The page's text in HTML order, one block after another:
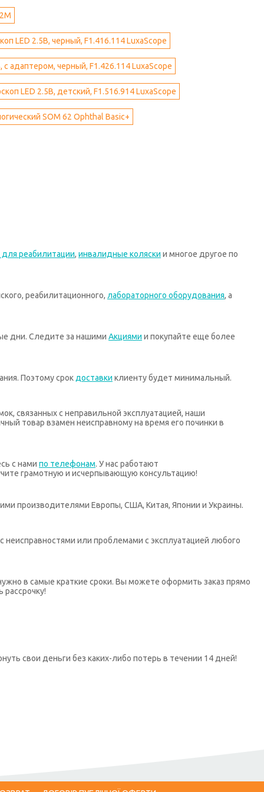
LED 2.5В, черный, F1.416.114 LuxaScope
адаптером, черный, F1.426.114 LuxaScope
LED 2.5В, детский, F1.516.914 LuxaScope
SOM 62 Ophthal Basic+
реабилитации, инвалидные коляски и многое другое по
реабилитационного, лабораторного оборудования, а
дни. Следите за нашими Акциями и покупайте еще более
Поэтому срок доставки клиенту будет минимальный.
связанных с неправильной эксплуатацией, наши
товар взамен неисправному на время его починки в
с нами по телефонам. У нас работают
грамотную и исчерпывающую консультацию!
производителями Европы, США, Китая, Японии и Украины.
неисправностями или проблемами с эксплуатацией любого
в самые краткие сроки. Вы можете оформить заказ прямо
свои деньги без каких-либо потерь в течении 14 дней!